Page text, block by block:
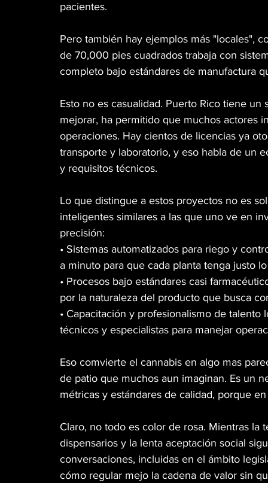
pacientes.
Pero también hay ejemplos más "locales",
de 70,000 pies cuadrados trabaja con
completo bajo estándares de manufactura
Esto no es casualidad. Puerto Rico tiene
mejorar, ha permitido que muchos actores
operaciones. Hay cientos de licencias ya
transporte y laboratorio, y eso habla de un
y requisitos técnicos.
Lo que distingue a estos proyectos no es
inteligentes similares a las que uno ve en
precisión:
• Sistemas automatizados para riego y
a minuto para que cada planta tenga justo
• Procesos bajo estándares casi
por la naturaleza del producto que busca
• Capacitación y profesionalismo de
técnicos y especialistas para manejar
Eso comvierte el cannabis en algo mas
de patio que muchos aun imaginan. Es un
métricas y estándares de calidad, porque
Claro, no todo es color de rosa. Mientras
dispensarios y la lenta aceptación social
conversaciones, incluidas en el ámbito
cómo regular mejo la cadena de valor sin